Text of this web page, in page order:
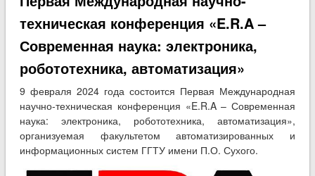
техническая конференция «E.R.A –
Современная наука: электроника,
робототехника, автоматизация»
9 февраля 2024 года состоится Первая Международная
научно-техническая конференция «E.R.A – Современная
наука: электроника, робототехника, автоматизация»,
организуемая факультетом автоматизированных и
информационных систем ГГТУ имени П.О. Сухого.